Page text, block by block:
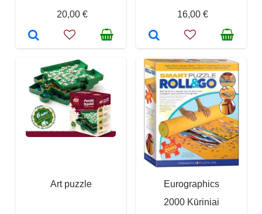
20,00 €
16,00 €
Art puzzle
Eurographics
2000 Kūriniai